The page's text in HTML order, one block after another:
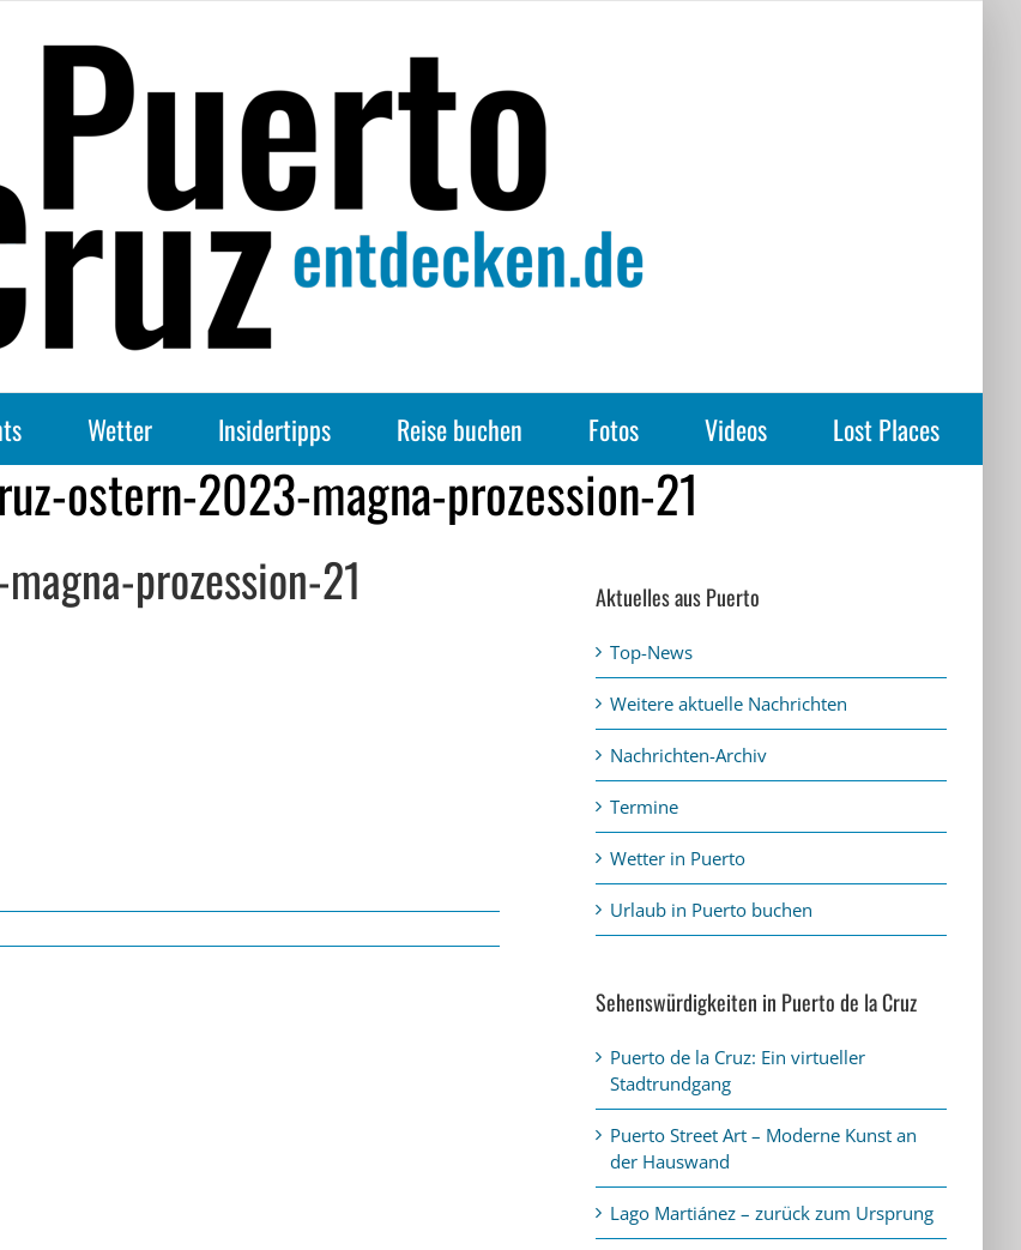
Wetter Insidertipps Reise buchen Fotos Videos Lost Places
ostern-2023-magna-prozession-21
prozession-21 Aktuelles aus Puerto
Top-News
Weitere aktuelle Nachrichten
Nachrichten-Archiv
Termine
Wetter in Puerto
Urlaub in Puerto buchen
Sehenswürdigkeiten in Puerto de la Cruz
Puerto de la Cruz: Ein virtueller
Stadtrundgang
Puerto Street Art – Moderne Kunst an
der Hauswand
Lago Martiánez – zurück zum Ursprung